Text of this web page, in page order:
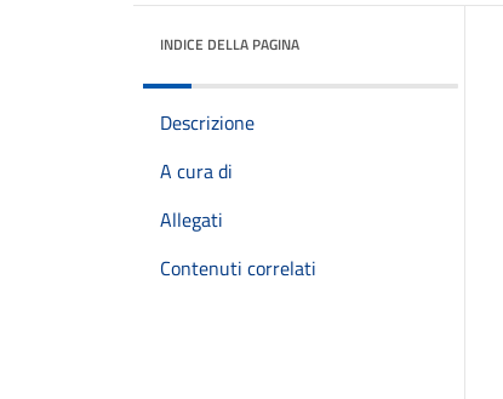
INDICE DELLA PAGINA
Descrizione
A cura di
Allegati
Contenuti correlati